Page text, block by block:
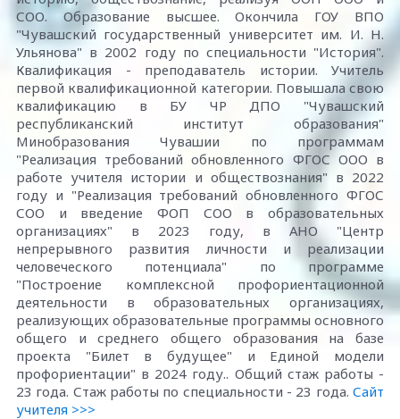
СОО. Образование высшее. Окончила ГОУ ВПО
"Чувашский государственный университет им. И. Н.
Ульянова" в 2002 году по специальности "История".
Квалификация - преподаватель истории. Учитель
первой квалификационной категории. Повышала свою
квалификацию в БУ ЧР ДПО "Чувашский
республиканский институт образования"
Минобразования Чувашии по программам
"Реализация требований обновленного ФГОС ООО в
работе учителя истории и обществознания" в 2022
году и "Реализация требований обновленного ФГОС
СОО и введение ФОП СОО в образовательных
организациях" в 2023 году, в АНО "Центр
непрерывного развития личности и реализации
человеческого потенциала" по программе
"Построение комплексной профориентационной
деятельности в образовательных организациях,
реализующих образовательные программы основного
общего и среднего общего образования на базе
проекта "Билет в будущее" и Единой модели
профориентации" в 2024 году.. Общий стаж работы -
23 года. Стаж работы по специальности - 23 года. Сайт
учителя >>>